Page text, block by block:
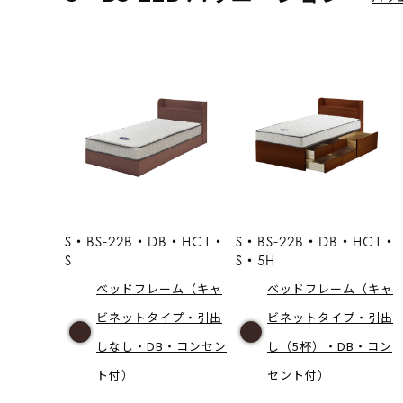
S・BS-22B・DB・HC1・
S
ベッドフレーム（キャ
ビネットタイプ・引出
しなし・DB・コンセン
ト付）
S・BS-22B・DB・HC1・
S・5H
ベッドフレーム（キャ
ビネットタイプ・引出
し（5杯）・DB・コン
セント付）